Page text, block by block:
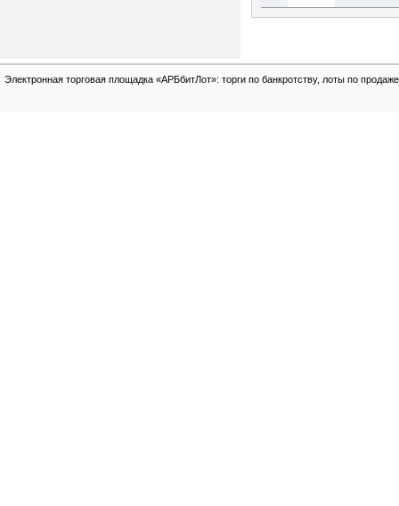
Электронная торговая площадка «АРБбитЛот»: торги по банкротству, лоты по